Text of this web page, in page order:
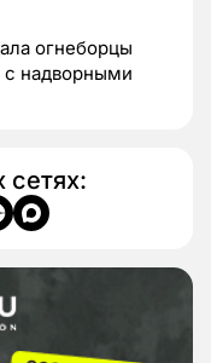
огнеборцы
с надворными